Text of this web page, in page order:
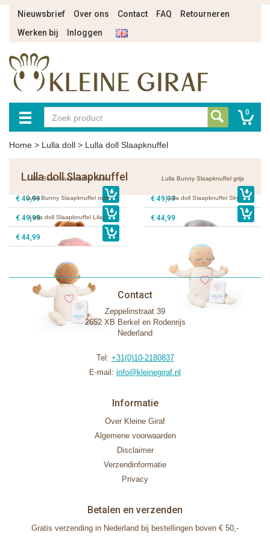
Nieuwsbrief Over ons Contact FAQ
Retourneren
Werken bij
Inloggen
0
Home > Lulla doll > Lulla doll Slaapknuffel
Lulla doll Slaapknuffel
Lulla Bear Slaapknuffel Bruin
€ 49,99
Lulla Bunny Slaapknuffel grijs
€ 49,99
Lulla Bunny Slaapknuffel roze
€ 49,99
Lulla doll Slaapknuffel Sky
€ 44,99
Lulla doll Slaapknuffel Lilac
€ 44,99
Contact
Zeppelinstraat 39
2652 XB Berkel en Rodenrijs
Nederland
Tel: +31(0)10-2180837
E-mail: info@kleinegiraf.nl
Informatie
Over Kleine Giraf
Algemene voorwaarden
Disclaimer
Verzendinformatie
Privacy
Betalen en verzenden
Gratis verzending in Nederland bij bestellingen boven € 50,-